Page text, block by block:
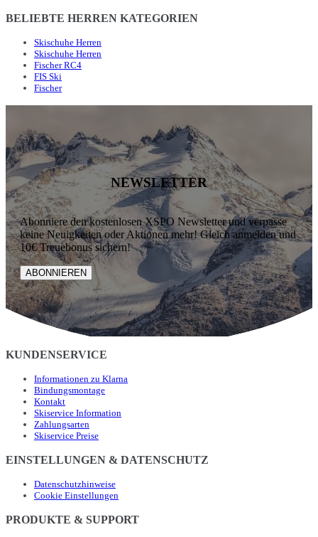
BELIEBTE HERREN KATEGORIEN
Skischuhe Herren
Skischuhe Herren
Fischer RC4
FIS Ski
Fischer
NEWSLETTER
Abonniere den kostenlosen XSPO Newsletter und verpasse
keine Neuigkeiten oder Aktionen mehr! Gleich anmelden und
10€ Treuebonus sichern!
ABONNIEREN
KUNDENSERVICE
Informationen zu Klarna
Bindungsmontage
Kontakt
Skiservice Information
Zahlungsarten
Skiservice Preise
EINSTELLUNGEN & DATENSCHUTZ
Datenschutzhinweise
Cookie Einstellungen
PRODUKTE & SUPPORT